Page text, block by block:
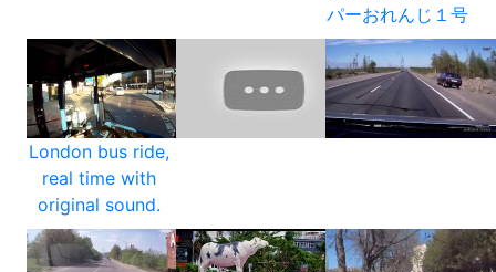
パーおれんじ１号
London bus ride,
real time with
original sound.